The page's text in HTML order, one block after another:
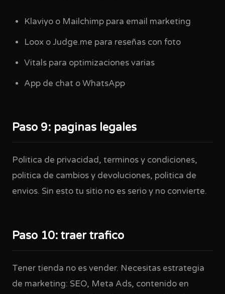
Klaviyo o Mailchimp para email marketing
Loox o Judge.me para reseñas con foto
Vitals para optimizaciones varias
App de chat o WhatsApp
Paso 9: paginas legales
Politica de privacidad, terminos y condiciones,
politica de cambios y devoluciones, politica de
envios. Sin esto tu sitio no es serio y no convierte.
Paso 10: traer trafico
Tener tienda no es vender. Necesitas estrategia
de marketing: SEO, Meta Ads, contenido en